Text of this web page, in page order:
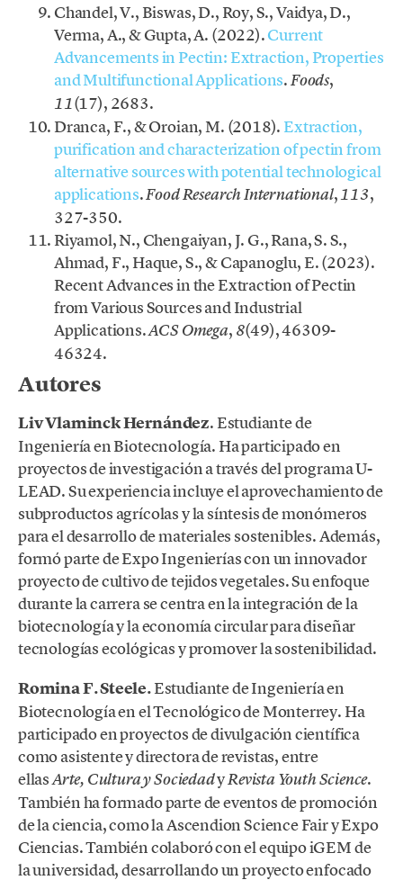
Chandel, V., Biswas, D., Roy, S., Vaidya, D.,
Verma, A., & Gupta, A. (2022).Current
Advancements in Pectin: Extraction, Properties
and Multifunctional Applications.Foods,
11(17), 2683.
Dranca, F., & Oroian, M. (2018). Extraction,
purification and characterization of pectin from
alternative sources with potential technological
applications.Food Research International,113,
327-350.
Riyamol, N., Chengaiyan, J. G., Rana, S. S.,
Ahmad, F., Haque, S., & Capanoglu, E. (2023).
Recent Advances in the Extraction of Pectin
from Various Sources and Industrial
Applications.ACS Omega, 8(49), 46309-
46324.
Autores
Liv Vlaminck Hernández. Estudiante de
Ingeniería en Biotecnología. Ha participado en
proyectos de investigación a través del programa U-
LEAD. Su experiencia incluye el aprovechamiento de
subproductos agrícolas y la síntesis de monómeros
para el desarrollo de materiales sostenibles. Además,
formó parte de Expo Ingenierías con un innovador
proyecto de cultivo de tejidos vegetales. Su enfoque
durante la carrera se centra en la integración de la
biotecnología y la economía circular para diseñar
tecnologías ecológicas y promover la sostenibilidad.
Romina F. Steele.Estudiante de Ingeniería en
Biotecnología en el Tecnológico de Monterrey. Ha
participado en proyectos de divulgación científica
como asistente y directora de revistas, entre
ellasArte, Cultura y SociedadyRevista Youth Science.
También ha formado parte de eventos de promoción
de la ciencia, como la Ascendion Science Fair y Expo
Ciencias. También colaboró con el equipo iGEM de
la universidad, desarrollando un proyecto enfocado